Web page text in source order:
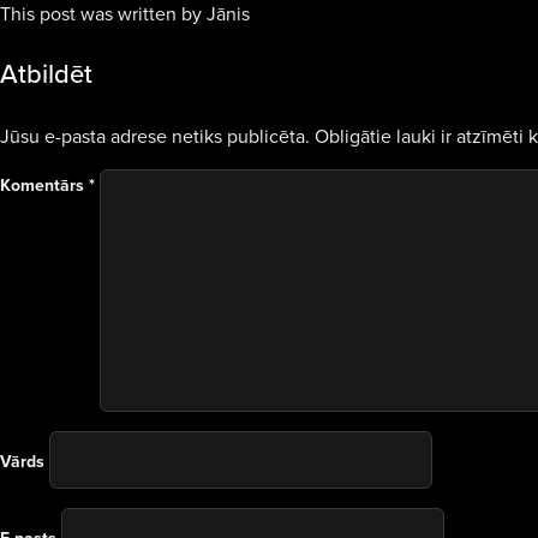
This post was written by Jānis
Atbildēt
Jūsu e-pasta adrese netiks publicēta. Obligātie lauki ir atzīmēti
Komentārs*
Vārds